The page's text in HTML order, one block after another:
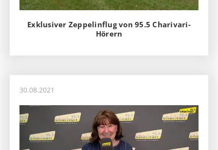
Exklusiver Zeppelinflug von 95.5 Charivari-
Hörern
30.08.2021